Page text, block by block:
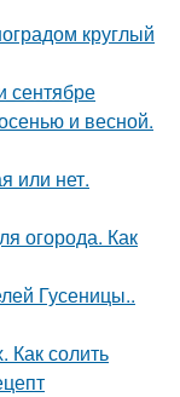
круглый
сентябре
и весной.
или нет.
огорода. Как
Гусеницы..
Как солить